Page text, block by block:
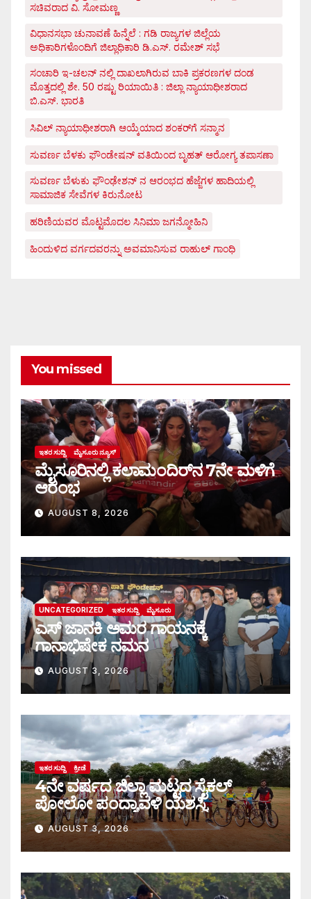
ಸಚಿವರಾದ ವಿ. ಸೋಮಣ್ಣ
ವಿಧಾನಸಭಾ ಚುನಾವಣೆ ಹಿನ್ನೆಲೆ : ಗಡಿ ರಾಜ್ಯಗಳ ಜಿಲ್ಲೆಯ
ಅಧಿಕಾರಿಗಳೊಂದಿಗೆ ಜಿಲ್ಲಾಧಿಕಾರಿ ಡಿ.ಎಸ್. ರಮೇಶ್ ಸಭೆ
ಸಂಚಾರಿ ಇ-ಚಲನ್ ನಲ್ಲಿ ದಾಖಲಾಗಿರುವ ಬಾಕಿ ಪ್ರಕರಣಗಳ ದಂಡ
ಮೊತ್ತದಲ್ಲಿ ಶೇ. 50 ರಷ್ಟು ರಿಯಾಯಿತಿ : ಜಿಲ್ಲಾ ನ್ಯಾಯಾಧೀಶರಾದ
ಬಿ.ಎಸ್. ಭಾರತಿ
ಸಿವಿಲ್ ನ್ಯಾಯಾಧೀಶರಾಗಿ ಆಯ್ಕೆಯಾದ ಶಂಕರ್‌ಗೆ ಸನ್ಮಾನ
ಸುವರ್ಣ ಬೆಳಕು ಫೌಂಡೇಷನ್ ವತಿಯಿಂದ ಬೃಹತ್ ಆರೋಗ್ಯ ತಪಾಸಣಾ
ಸುವರ್ಣ ಬೆಳುಕು ಫೌಂಢೇಶನ್ ನ ಆರಂಭದ ಹೆಜ್ಜೆಗಳ ಹಾದಿಯಲ್ಲಿ
ಸಾಮಾಜಿಕ ಸೇವೆಗಳ ಕಿರುನೋಟ
ಹರಿಣಿಯವರ ಮೊಟ್ಟಮೊದಲ ಸಿನಿಮಾ ಜಗನ್ಮೋಹಿನಿ
ಹಿಂದುಳಿದ ವರ್ಗದವರನ್ನು ಅವಮಾನಿಸುವ ರಾಹುಲ್ ಗಾಂಧಿ
You missed
ಇತರ ಸುದ್ದಿ ಮೈಸೂರು ನ್ಯೂಸ್
ಮೈಸೂರಿನಲ್ಲಿ ಕಲಾಮಂದಿರ್‌ನ 7ನೇ ಮಳಿಗೆ
ಆರಂಭ
AUGUST 8, 2026
UNCATEGORIZED ಇತರ ಸುದ್ದಿ ಮೈಸೂರು
ಎಸ್ ಜಾನಕಿ ಅಮರ ಗಾಯನಕ್ಕೆ
ಗಾನಾಭಿಷೇಕ ನಮನ
AUGUST 3, 2026
ಇತರ ಸುದ್ದಿ ಕ್ರೀಡೆ
4ನೇ ವರ್ಷದ ಜಿಲ್ಲಾ ಮಟ್ಟದ ಸೈಕಲ್
ಪೋಲೋ ಪಂದ್ಯಾವಳಿ ಯಶಸ್ವಿ
AUGUST 3, 2026